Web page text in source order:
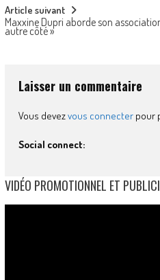
Article suivant
Maxxine Dupri aborde son
autre côté »
Laisser un commentaire
Vous devezvous connecterpour
Social connect:
VIDÉO PROMOTIONNEL ET